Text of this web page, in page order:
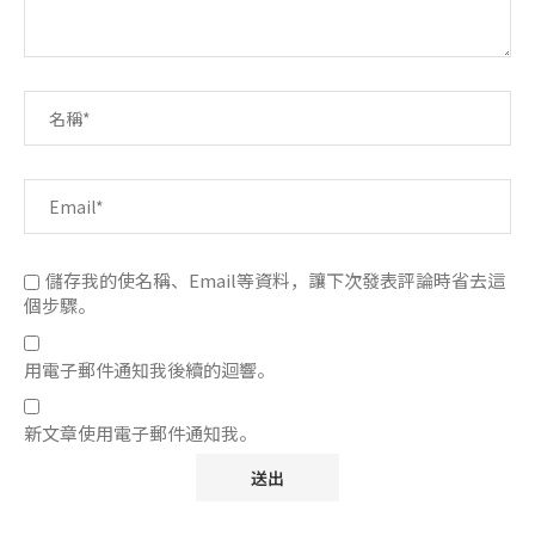
儲存我的使名稱、Email等資料，讓下次發表評論時省去這
個步驟。
用電子郵件通知我後續的迴響。
新文章使用電子郵件通知我。